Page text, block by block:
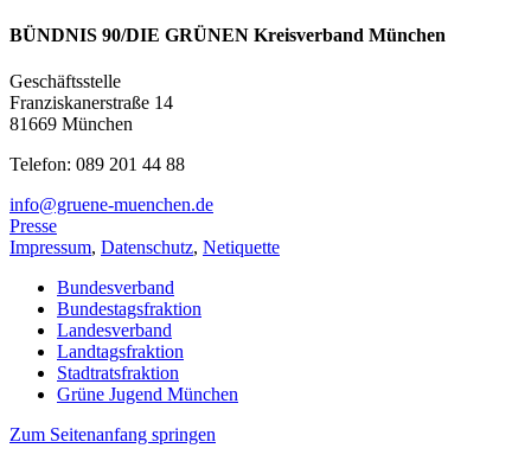
BÜNDNIS 90/DIE GRÜNEN Kreisverband München
Geschäftsstelle
Franziskanerstraße 14
81669 München
Telefon: 089 201 44 88
info@gruene-muenchen.de
Presse
Impressum, Datenschutz, Netiquette
Bundesverband
Bundestagsfraktion
Landesverband
Landtagsfraktion
Stadtratsfraktion
Grüne Jugend München
Zum Seitenanfang springen